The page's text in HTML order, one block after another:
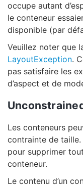
occupe autant
le conteneur
disponible (par
Veuillez noter que
LayoutException.
pas satisfaire les
d’aspect et de
Les conteneurs
contrainte de
pour supprimer
conteneur.
Le contenu d’un